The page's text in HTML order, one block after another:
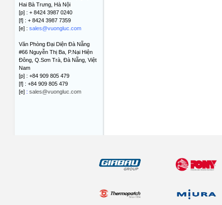
Hai Bà Trưng, Hà Nội
[p] : + 8424 3987 0240
[f] : + 8424 3987 7359
[e] : sales@vuongluc.com
Văn Phòng Đại Diện Đà Nẵng
#66 Nguyễn Thị Ba, P.Nại Hiện
Đông, Q.Sơn Trà, Đà Nẵng, Việt
Nam
[p] : +84 909 805 479
[f] : +84 909 805 479
[e]: sales@vuongluc.com